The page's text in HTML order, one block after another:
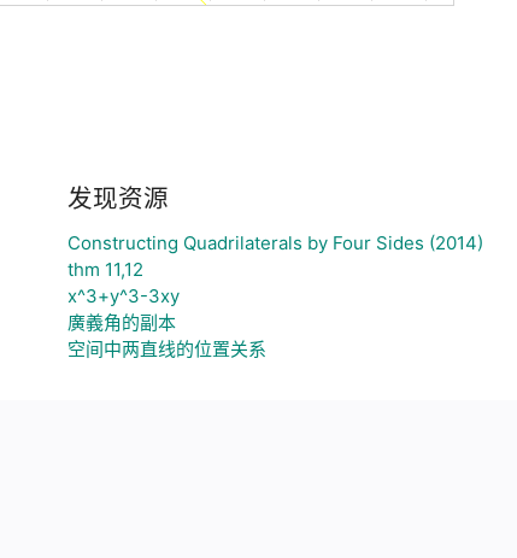
发现资源
Constructing Quadrilaterals by Four Sides (2014)
thm 11,12
x^3+y^3-3xy
廣義角的副本
空间中两直线的位置关系